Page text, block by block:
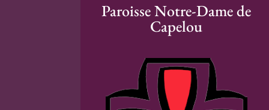
Paroisse Notre-Dame de
Capelou